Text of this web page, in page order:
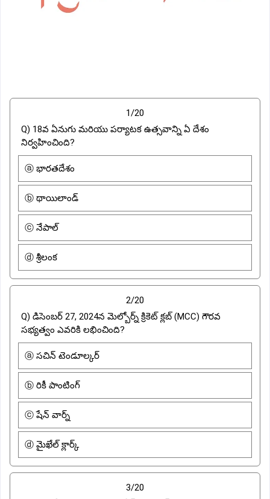
1/20
Q) 18వ ఏనుగు మరియు పర్యాటక ఉత్సవాన్ని ఏ దేశం
నిర్వహించింది?
ⓐ భారతదేశం
ⓑ థాయిలాండ్
ⓒ నేపాల్
ⓓ శ్రీలంక
2/20
Q) డిసెంబర్ 27, 2024న మెల్బోర్న్ క్రికెట్ క్లబ్ (MCC) గౌరవ
సభ్యత్వం ఎవరికి లభించింది?
ⓐ సచిన్ టెండూల్కర్
ⓑ రికీ పాంటింగ్
ⓒ షేన్ వార్న్
ⓓ మైఖేల్ క్లార్క్
3/20